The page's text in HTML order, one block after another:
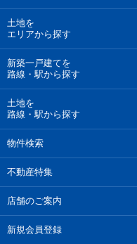
土地を
エリアから探す
新築一戸建てを
路線・駅から探す
土地を
路線・駅から探す
物件検索
不動産特集
店舗のご案内
新規会員登録